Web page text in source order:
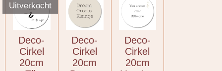
Uitverkocht
Deco-
Cirkel
20cm
Deco-
Cirkel
20cm
Deco-
Cirkel
20cm